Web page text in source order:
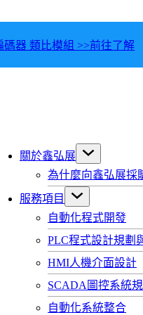
器 類比模組 >>前往了解
關於鑫弘展
為什麼向鑫弘展採
服務項目
自動化程式開發
PLC程式設計規劃
HMI人機介面設計
SCADA圖控系統規
自動化系統整合